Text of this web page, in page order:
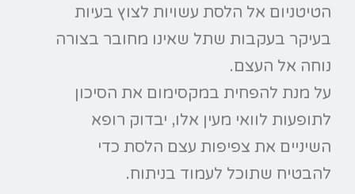
הטיטניום אל הלסת עשויות לצוץ בעיות
בעיקר בעקבות שתל שאינו מחובר בצורה
נוחה אל העצם.
על מנת להפחית במקסימום את הסיכון
לתופעות לוואי מעין אלו, יבדוק רופא
השיניים את צפיפות עצם הלסת כדי
להבטיח שתוכל לעמוד בניתוח.